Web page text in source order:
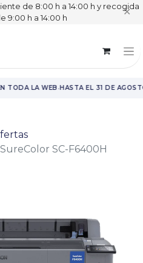
de 8:00 h a 14:00 h y recogida
9:00 h a 14:00 h
✕
TODA LA WEB·HASTA EL 31 DE
SC-F6400H